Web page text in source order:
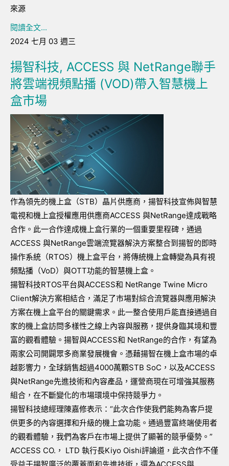
來源
閱讀全文...
2024 七月 03 週三
揚智科技, ACCESS 與 NetRange聯手
將雲端視頻點播 (VOD)帶入智慧機上
盒市場
作為領先的機上盒（STB）晶片供應商，揚智科技宣佈與智慧
電視和機上盒授權應用供應商ACCESS 與NetRange達成戰略
合作。此一合作達成機上盒行業的一個重要里程碑，通過
ACCESS 與NetRange雲端流覽器解決方案整合到揚智的即時
操作系統（RTOS）機上盒平台，將傳統機上盒轉變為具有視
頻點播（VoD）與OTT功能的智慧機上盒。
揚智科技RTOS平台與ACCESS和 NetRange Twine Micro
Client解決方案相結合，滿足了市場對綜合流覽器與應用解決
方案在機上盒平台的關鍵需求。此一整合使用戶能直接通過自
家的機上盒訪問多樣性之線上內容與服務，提供身臨其境和豐
富的觀看體驗。揚智與ACCESS和 NetRange的合作，有望為
兩家公司開闢眾多商業發展機會。憑藉揚智在機上盒市場的卓
越影響力，全球銷售超過4000萬顆STB SoC，以及ACCESS
與NetRange先進技術和內容產品，運營商現在可增強其服務
組合，在不斷變化的市場環境中保持競爭力。
揚智科技總經理陳嘉修表示：“此次合作使我們能夠為客戶提
供更多的內容選擇和升級的機上盒功能。通過豐富終端使用者
的觀看體驗，我們為客戶在市場上提供了顯著的競爭優勢。”
ACCESS CO.， LTD 執行長Kiyo Oishi評論道，此次合作不僅